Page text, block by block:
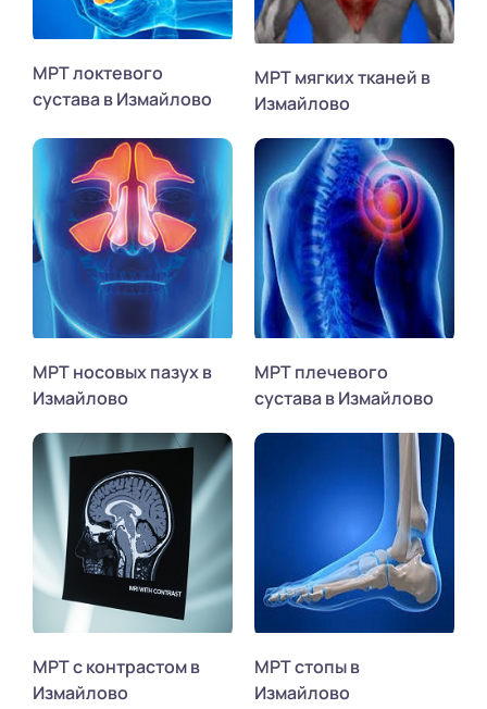
МРТ локтевого
сустава в Измайлово
МРТ мягких тканей в
Измайлово
МРТ носовых пазух в
Измайлово
МРТ плечевого
сустава в Измайлово
МРТ с контрастом в
Измайлово
МРТ стопы в
Измайлово